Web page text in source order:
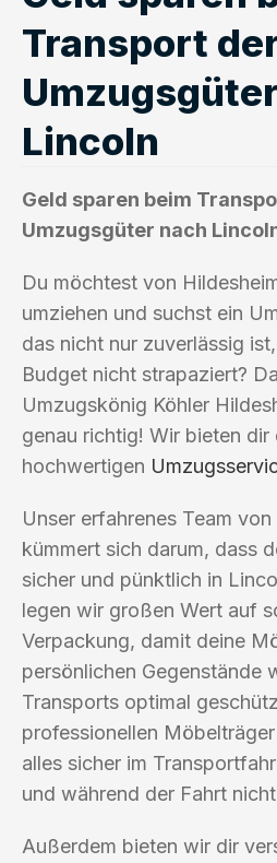
Transport
Lincoln
Geld sparen beim
Umzugsgüter nach
Du möchtest von
umziehen und suchst ein
das nicht nur zuverlässig
Budget nicht strapaziert?
Umzugskönig Köhler
genau richtig! Wir bieten dir
hochwertigen
Unser erfahrenes Team
kümmert sich darum, dass
sicher und pünktlich in
legen wir großen Wert auf
Verpackung, damit deine
persönlichen Gegenstände
Transports optimal
professionellen
alles sicher im
und während der Fahrt
Außerdem bieten wir dir